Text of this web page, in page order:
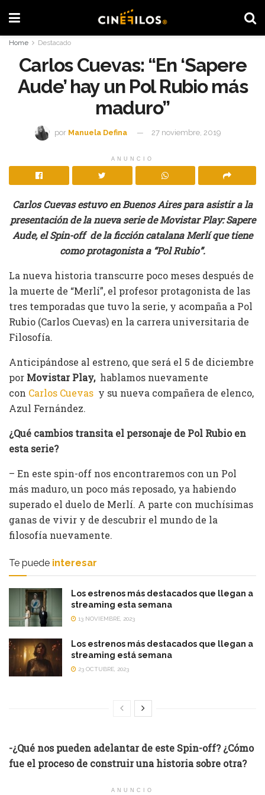
Home Destacado
Carlos Cuevas: “En ‘Sapere
Aude’ hay un Pol Rubio más
maduro”
por Manuela Defina 27 noviembre, 2019
ANUNCIO
Carlos Cuevas estuvo en Buenos Aires para asistir a la
presentación de la nueva serie de Movistar Play: Sapere
Aude, el Spin-off de la ficción catalana Merlí que tiene
como protagonista a “Pol Rubio”.
La nueva historia transcurre poco meses después de
la muerte de “Merlí”, el profesor protagonista de las
tres temporadas que tuvo la serie, y acompaña a Pol
Rubio (Carlos Cuevas) en la carrera universitaria de
Filosofía.
Anticipándose al estreno, que será el 5 de diciembre
por Movistar Play,hablamos nuevamente
con Carlos Cuevas y su nueva compañera de elenco,
Azul Fernández.
¿Qué cambios transita el personaje de Pol Rubio en
esta serie?
– En este spin-off nos encontraremos con un Pol
más maduro, un poco más reposado, ya habiendo
superado el duelo de Merlí. A parte con muchísimas
ganas de vivir y de descubrir el mundo de la
filosofía nuevamente.
Te puede interesar
Los estrenos más destacados que llegan a
streaming esta semana
13 NOVIEMBRE, 2023
Los estrenos más destacados que llegan a
streaming está semana
23 OCTUBRE, 2023
-¿Qué nos pueden adelantar de este Spin-off? ¿Cómo
fue el proceso de construir una historia sobre otra?
ANUNCIO